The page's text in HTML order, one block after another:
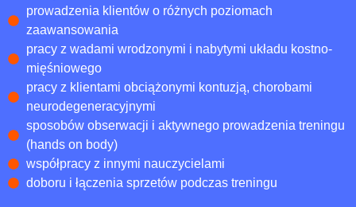
prowadzenia klientów o różnych poziomach
zaawansowania
pracy z wadami wrodzonymi i nabytymi układu kostno-
mięśniowego
pracy z klientami obciążonymi kontuzją, chorobami
neurodegeneracyjnymi
sposobów obserwacji i aktywnego prowadzenia treningu
(hands on body)
współpracy z innymi nauczycielami
doboru i łączenia sprzetów podczas treningu